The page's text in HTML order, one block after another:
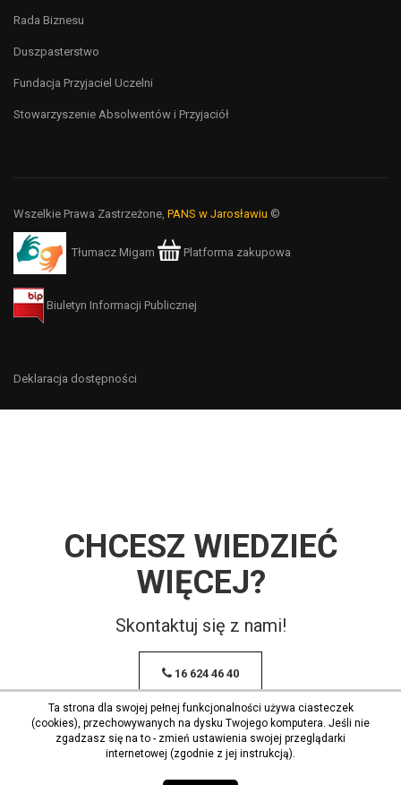
Rada Biznesu
Duszpasterstwo
Fundacja Przyjaciel Uczelni
Stowarzyszenie Absolwentów i Przyjaciół
Wszelkie Prawa Zastrzeżone, PANS w Jarosławiu ©
Tłumacz Migam Platforma zakupowa
Biuletyn Informacji Publicznej
Deklaracja dostępności
CHCESZ WIEDZIEĆ
WIĘCEJ?
Skontaktuj się z nami!
16 624 46 40
Ta strona dla swojej pełnej funkcjonalności używa ciasteczek
(cookies), przechowywanych na dysku Twojego komputera. Jeśli nie
zgadzasz się na to - zmień ustawienia swojej przeglądarki
internetowej (zgodnie z jej instrukcją).